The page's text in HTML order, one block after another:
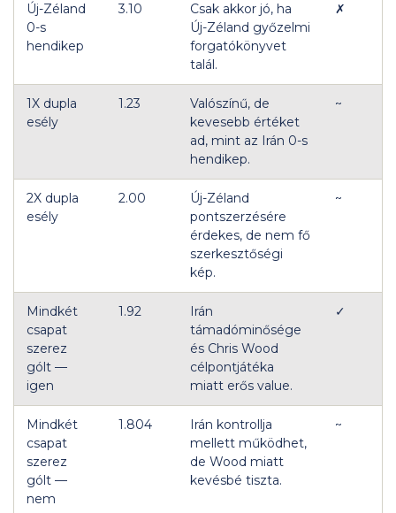
Új-Zéland
0-s
hendikep
3.10
Csak akkor jó, ha
Új-Zéland győzelmi
forgatókönyvet
talál.
✗
1X dupla
esély
1.23
Valószínű, de
kevesebb értéket
ad, mint az Irán 0-s
hendikep.
~
2X dupla
esély
2.00
Új-Zéland
pontszerzésére
érdekes, de nem fő
szerkesztőségi
kép.
~
Mindkét
csapat
szerez
gólt —
igen
1.92
Irán
támadóminősége
és Chris Wood
célpontjátéka
miatt erős value.
✓
Mindkét
csapat
szerez
gólt —
nem
1.804
Irán kontrollja
mellett működhet,
de Wood miatt
kevésbé tiszta.
~